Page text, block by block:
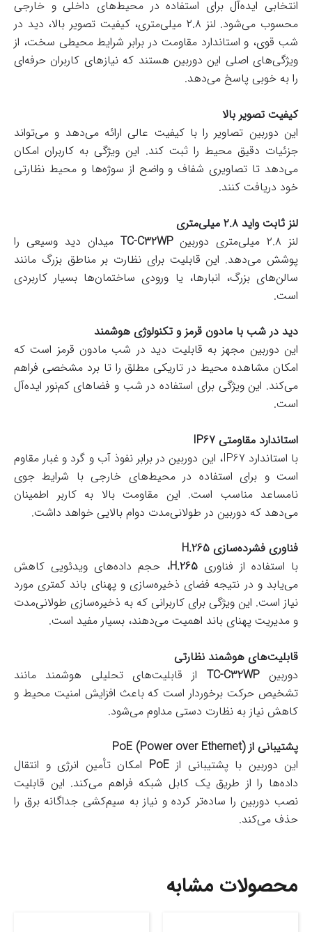
انتخابی ایده‌آل برای استفاده در محیط‌های داخلی و خارجی
محسوب می‌شود. لنز ۲.۸ میلی‌متری، کیفیت تصویر بالا، دید در
شب قوی، و استاندارد مقاومت در برابر شرایط محیطی سخت، از
ویژگی‌های اصلی این دوربین هستند که نیازهای کاربران حرفه‌ای
را به خوبی پاسخ می‌دهد.
کیفیت تصویر بالا
این دوربین تصاویر را با کیفیت عالی ارائه می‌دهد و می‌تواند
جزئیات دقیق محیط را ثبت کند. این ویژگی به کاربران امکان
می‌دهد تا تصاویری شفاف و واضح از سوژه‌ها و محیط نظارتی
خود دریافت کنند.
لنز ثابت واید ۲.۸ میلی‌متری
لنز ۲.۸ میلی‌متری دوربین
TC-C32WP میدان دید وسیعی را
پوشش می‌دهد. این قابلیت برای نظارت بر مناطق بزرگ مانند
سالن‌های بزرگ، انبارها، یا ورودی ساختمان‌ها بسیار کاربردی
است.
دید در شب با مادون قرمز و تکنولوژی هوشمند
این دوربین مجهز به قابلیت دید در شب مادون قرمز است که
امکان مشاهده محیط در تاریکی مطلق را تا برد مشخصی فراهم
می‌کند. این ویژگی برای استفاده در شب و فضاهای کم‌نور ایده‌آل
است.
استاندارد مقاومتی IP67
با استاندارد IP67، این دوربین در برابر نفوذ آب و گرد و غبار مقاوم
است و برای استفاده در محیط‌های خارجی با شرایط جوی
نامساعد مناسب است. این مقاومت بالا به کاربر اطمینان
می‌دهد که دوربین در طولانی‌مدت دوام بالایی خواهد داشت.
فناوری فشرده‌سازی H.265
با استفاده از فناوری H.265، حجم داده‌های ویدئویی کاهش
می‌یابد و در نتیجه فضای ذخیره‌سازی و پهنای باند کمتری مورد
نیاز است. این ویژگی برای کاربرانی که به ذخیره‌سازی طولانی‌مدت
و مدیریت پهنای باند اهمیت می‌دهند، بسیار مفید است.
قابلیت‌های هوشمند نظارتی
دوربینTC-C32WP از قابلیت‌های تحلیلی هوشمند مانند
تشخیص حرکت برخوردار است که باعث افزایش امنیت محیط و
کاهش نیاز به نظارت دستی مداوم می‌شود.
پشتیبانی از PoE (Power over Ethernet)
این دوربین با پشتیبانی ازPoE امکان تأمین انرژی و انتقال
داده‌ها را از طریق یک کابل شبکه فراهم می‌کند. این قابلیت
نصب دوربین را ساده‌تر کرده و نیاز به سیم‌کشی جداگانه برق را
حذف می‌کند.
محصولات مشابه